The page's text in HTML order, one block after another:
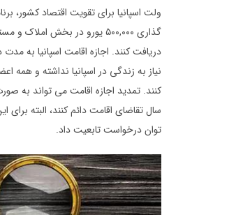
گذاری ۵۰۰,۰۰۰ یورو در بخش
دریافت کنند. اجازه اقامت اسپانیا به
نیاز به زندگی در اسپانیا نداشته و
کنند. تمدید اجازه اقامت می تواند به
توان درخواست تابعیت داد.